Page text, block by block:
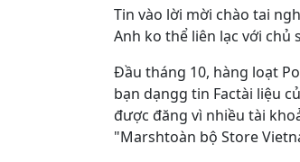
Tin vào lời mời chào tai
Anh ko thể liên lạc với chủ
Đầu tháng 10, hàng loạt
bạn dạngg tin Factài liệu
được đăng vì nhiều tài
"Marshtoàn bộ Store